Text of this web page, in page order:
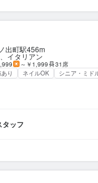
出町駅456m
イタリアン
～￥1,999
31席
り ネイルOK シニア・ミド
ッフ